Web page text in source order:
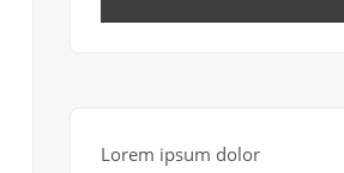
Lorem ipsum dolor